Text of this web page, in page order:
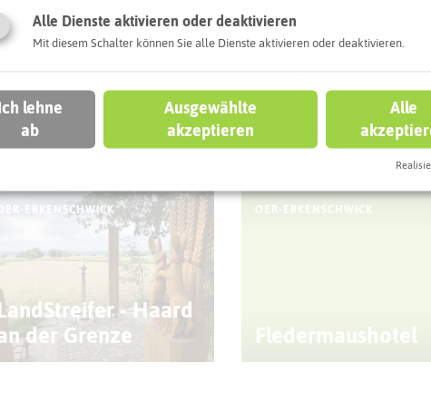
Autoroute finden
könnt
OER-ERKENSCHWICK
- Haard
der Grenze
OER-ERKENSCHWICK
Fledermaushotel
Alle Dienste aktivieren oder deaktivieren
Mit diesem Schalter können Sie alle Dienste aktivieren oder deaktivieren.
lehne
ab
Ausgewählte
akzeptieren
Alle